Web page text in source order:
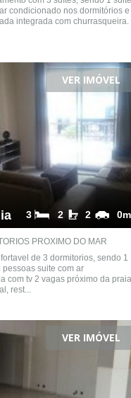
condicionado nos dormitórios e
integrada com churrasqueira.
VER IMÓVEL
2
2
3
PROXIMO DO MAR
de 3 dormitorios, sendo 1
suite com ar
com tv 2 vagas próximo da
rest...
VER IMÓVEL